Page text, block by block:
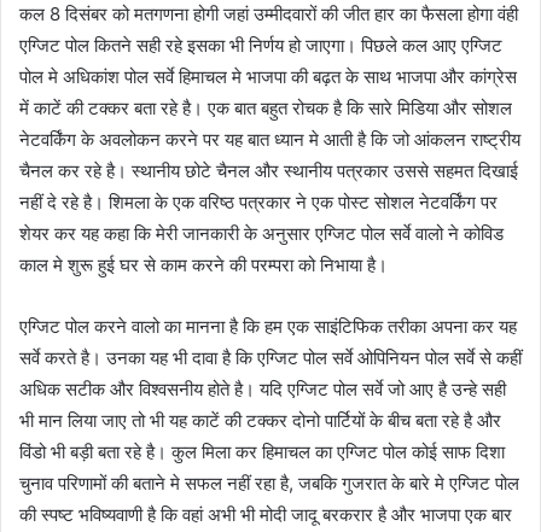
कल 8 दिसंबर को मतगणना होगी जहां उम्मीदवारों की जीत हार का फैसला होगा वंही
एग्जिट पोल कितने सही रहे इसका भी निर्णय हो जाएगा। पिछले कल आए एग्जिट
पोल मे अधिकांश पोल सर्वे हिमाचल मे भाजपा की बढ़त के साथ भाजपा और कांग्रेस
में काटें की टक्कर बता रहे है। एक बात बहुत रोचक है कि सारे मिडिया और सोशल
नेटवर्किंग के अवलोकन करने पर यह बात ध्यान मे आती है कि जो आंकलन राष्ट्रीय
चैनल कर रहे है। स्थानीय छोटे चैनल और स्थानीय पत्रकार उससे सहमत दिखाई
नहीं दे रहे है। शिमला के एक वरिष्ठ पत्रकार ने एक पोस्ट सोशल नेटवर्किंग पर
शेयर कर यह कहा कि मेरी जानकारी के अनुसार एग्जिट पोल सर्वे वालो ने कोविड
काल मे शुरू हुई घर से काम करने की परम्परा को निभाया है।
एग्जिट पोल करने वालो का मानना है कि हम एक साइंटिफिक तरीका अपना कर यह
सर्वे करते है। उनका यह भी दावा है कि एग्जिट पोल सर्वे ओपिनियन पोल सर्वे से कहीं
अधिक सटीक और विश्वसनीय होते है। यदि एग्जिट पोल सर्वे जो आए है उन्हे सही
भी मान लिया जाए तो भी यह काटें की टक्कर दोनो पार्टियों के बीच बता रहे है और
विंडो भी बड़ी बता रहे है। कुल मिला कर हिमाचल का एग्जिट पोल कोई साफ दिशा
चुनाव परिणामों की बताने मे सफल नहीं रहा है, जबकि गुजरात के बारे मे एग्जिट पोल
की स्पष्ट भविष्यवाणी है कि वहां अभी भी मोदी जादू बरकरार है और भाजपा एक बार